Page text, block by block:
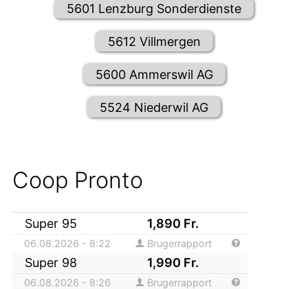
5601 Lenzburg Sonderdienste
5612 Villmergen
5600 Ammerswil AG
5524 Niederwil AG
Coop Pronto
Super 95 1,890 Fr.
06.08.2026 - 8:22 Brugerrapport
Super 98 1,990 Fr.
06.08.2026 - 8:26 Brugerrapport